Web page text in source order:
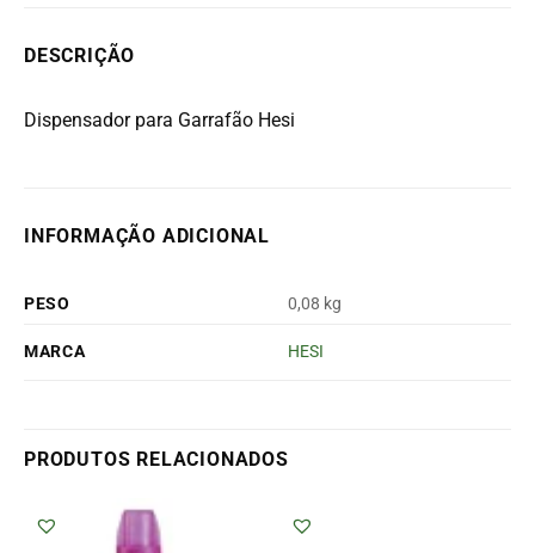
DESCRIÇÃO
Dispensador para Garrafão Hesi
INFORMAÇÃO ADICIONAL
PESO 0,08 kg
MARCA HESI
PRODUTOS RELACIONADOS